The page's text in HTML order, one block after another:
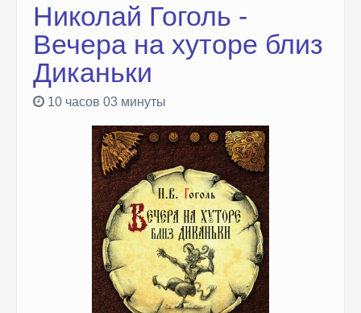
Николай Гоголь -
Вечера на хуторе близ
Диканьки
10 часов 03 минуты